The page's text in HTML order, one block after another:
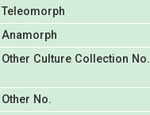
Teleomorph
Anamorph
Other Culture Collection No.
Other No.